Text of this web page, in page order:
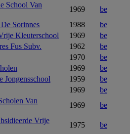
School Van
1969
be
Sorinnes
1988
be
Kleuterschool
1969
be
Fus Subv.
1962
be
1970
be
1969
be
Jongensschool
1959
be
1969
be
Van
1969
be
Vrije
1975 be